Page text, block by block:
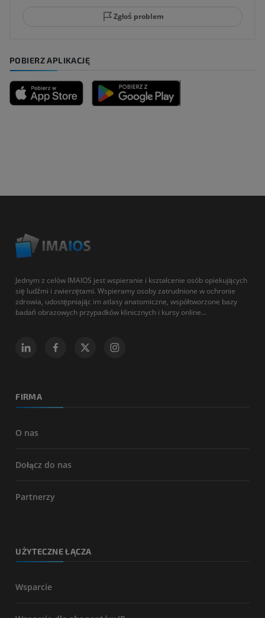
Zgłoś problem
POBIERZ APLIKACJĘ
Jednym z celów IMAIOS jest wspieranie i kształcenie osób opiekujących
się ludźmi i zwierzętami. Wspieramy osoby zatrudnione w ochronie
zdrowia, udostępniając im atlasy anatomiczne, współtworzone bazy
badań obrazowych przypadków klinicznych i kursy online...
FIRMA
O nas
Dołącz do nas
Partnerzy
UŻYTECZNE ŁĄCZA
Wsparcie